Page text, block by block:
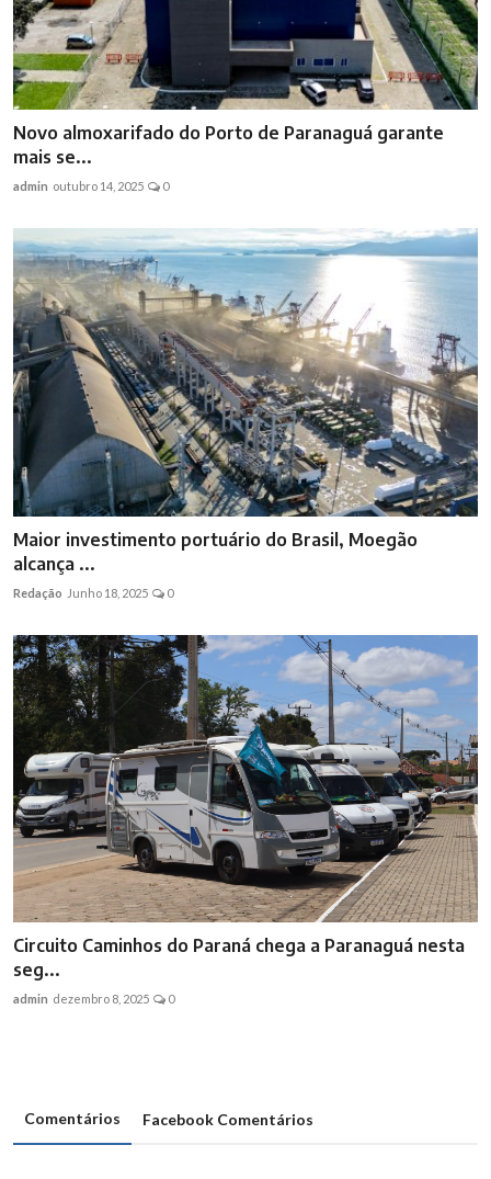
Novo almoxarifado do Porto de Paranaguá garante
mais se...
admin outubro 14, 2025 0
Maior investimento portuário do Brasil, Moegão
alcança ...
Redação Junho 18, 2025 0
Circuito Caminhos do Paraná chega a Paranaguá nesta
seg...
admin dezembro 8, 2025 0
Comentários Facebook Comentários